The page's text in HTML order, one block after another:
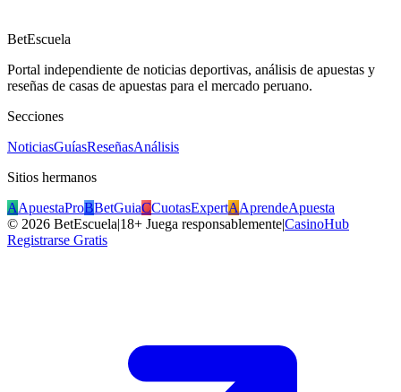
BetEscuela
Portal independiente de noticias deportivas, análisis de apuestas y
reseñas de casas de apuestas para el mercado peruano.
Secciones
NoticiasGuíasReseñasAnálisis
Sitios hermanos
AApuestaProBBetGuiaCCuotasExpertAAprendeApuesta
© 2026 BetEscuela|18+ Juega responsablemente|CasinoHub
Registrarse Gratis